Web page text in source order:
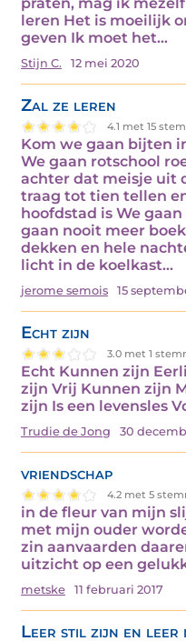
leren Het is moeilijk
geven Ik moet het…
Stijn C. 12 mei 2020
Zal ze leren
4.1 met 15
Kom we gaan bijten
We gaan rotschool
achter dat meisje uit
traag tot tien tellen
hoofdstad is We
gaan nooit meer
dekken en hele
licht in de koelkast…
jerome semois 15
Echt zijn
3.0 met 1
Echt Kunnen zijn
zijn Vrij Kunnen zijn
zijn Is een levensles
Trudie de Jong 30
vriendschap
4.2 met 5
in de fleur van mijn
met mijn ouder
zin aanvaarden
uitzicht op een
metske 11 februari 2017
Leer stil zijn en leer